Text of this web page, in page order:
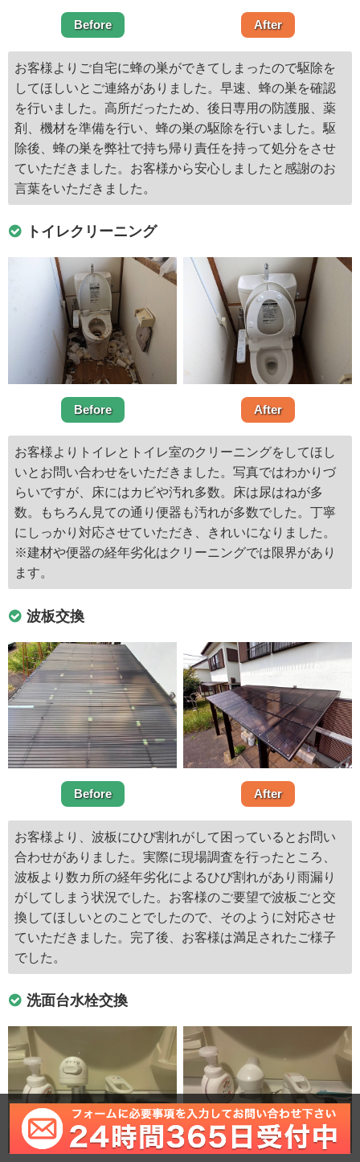
Before After
お客様よりご自宅に蜂の巣ができてしまったので駆除を
してほしいとご連絡がありました。早速、蜂の巣を確認
を行いました。高所だったため、後日専用の防護服、薬
剤、機材を準備を行い、蜂の巣の駆除を行いました。駆
除後、蜂の巣を弊社で持ち帰り責任を持って処分をさせ
ていただきました。お客様から安心しましたと感謝のお
言葉をいただきました。
トイレクリーニング
Before After
お客様よりトイレとトイレ室のクリーニングをしてほし
いとお問い合わせをいただきました。写真ではわかりづ
らいですが、床にはカビや汚れ多数。床は尿はねが多
数。もちろん見ての通り便器も汚れが多数でした。丁寧
にしっかり対応させていただき、きれいになりました。
※建材や便器の経年劣化はクリーニングでは限界があり
ます。
波板交換
Before After
お客様より、波板にひび割れがして困っているとお問い
合わせがありました。実際に現場調査を行ったところ、
波板より数カ所の経年劣化によるひび割れがあり雨漏り
がしてしまう状況でした。お客様のご要望で波板ごと交
換してほしいとのことでしたので、そのように対応させ
ていただきました。完了後、お客様は満足されたご様子
でした。
洗面台水栓交換